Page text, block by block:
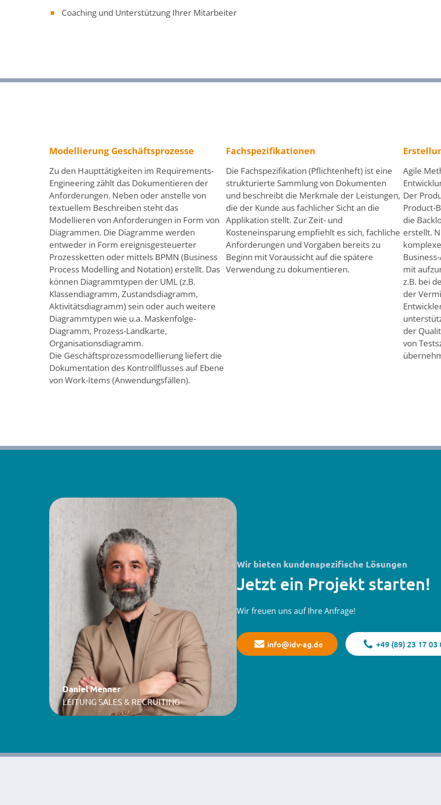
Coaching und Unterstützung Ihrer Mitarbeiter
Modellierung Geschäftsprozesse
Zu den Haupttätigkeiten im Requirements-
Engineering zählt das Dokumentieren der
Anforderungen. Neben oder anstelle von
textuellem Beschreiben steht das
Modellieren von Anforderungen in Form von
Diagrammen. Die Diagramme werden
entweder in Form ereignisgesteuerter
Prozessketten oder mittels BPMN (Business
Process Modelling and Notation) erstellt. Das
können Diagrammtypen der UML (z.B.
Klassendiagramm, Zustandsdiagramm,
Aktivitätsdiagramm) sein oder auch weitere
Diagrammtypen wie u.a. Maskenfolge-
Diagramm, Prozess-Landkarte,
Organisationsdiagramm.
Die Geschäftsprozessmodellierung liefert die
Dokumentation des Kontrollflusses auf Ebene
von Work-Items (Anwendungsfällen).
Fachspezifikationen
Die Fachspezifikation (Pflichtenheft) ist eine
strukturierte Sammlung von Dokumenten
und beschreibt die Merkmale der Leistungen,
die der Kunde aus fachlicher Sicht an die
Applikation stellt. Zur Zeit- und
Kosteneinsparung empfiehlt es sich, fachliche
Anforderungen und Vorgaben bereits zu
Beginn mit Voraussicht auf die spätere
Verwendung zu dokumentieren.
Agile
Der
Product-
die
erstellt.
mit
z.B. bei
der
der
von
Daniel Menner
LEITUNG SALES & RECRUITING
Wir bieten kundenspezifische Lösungen
Jetzt ein Projekt starten!
Wir freuen uns auf Ihre Anfrage!
info@idv-ag.de +49 (89) 23 17 03